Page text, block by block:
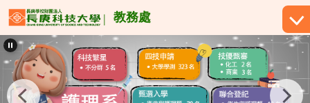
跳
到
主
要
內
容
教務處